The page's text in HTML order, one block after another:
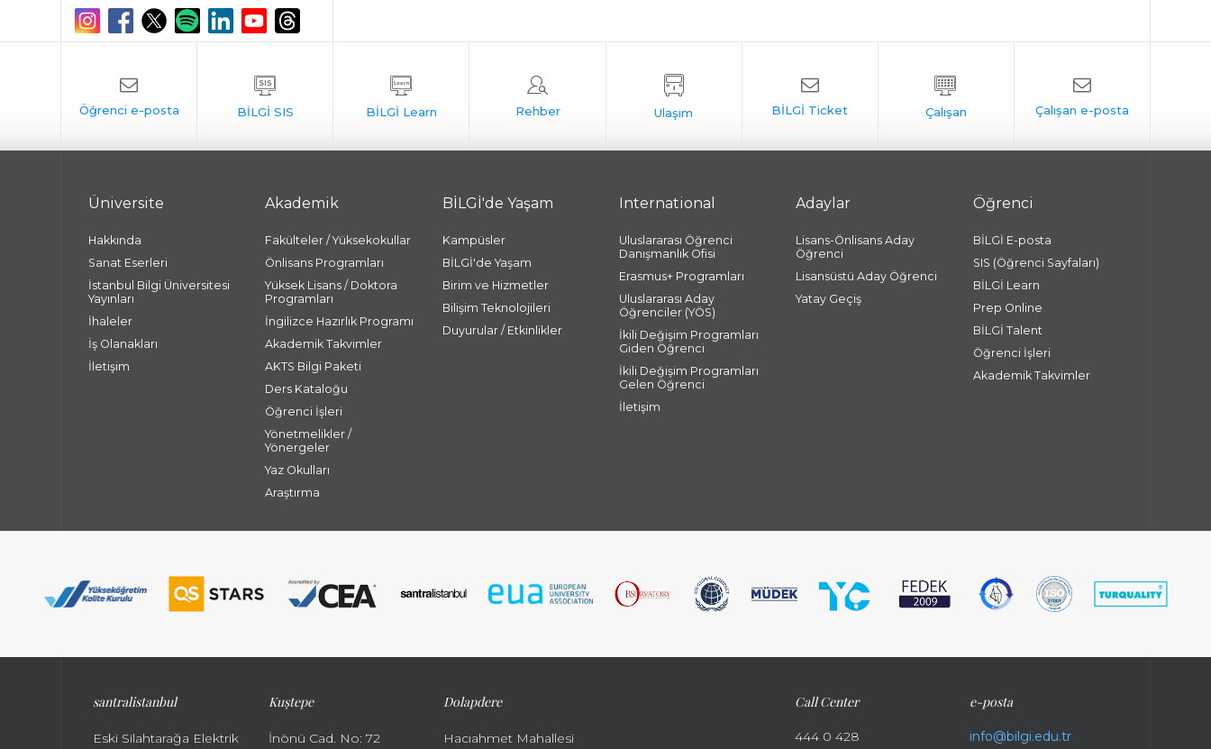
Üniversite
Hakkında
Sanat Eserleri
İstanbul Bilgi Üniversitesi
Yayınları
İhaleler
İş Olanakları
İletişim
Akademik
Fakülteler / Yüksekokullar
Önlisans Programları
Yüksek Lisans / Doktora
Programları
İngilizce Hazırlık Programı
Akademik Takvimler
AKTS Bilgi Paketi
Ders Kataloğu
Öğrenci İşleri
Yönetmelikler /
Yönergeler
Yaz Okulları
Araştırma
BİLGİ'de Yaşam
Kampüsler
BİLGİ'de Yaşam
Birim ve Hizmetler
Bilişim Teknolojileri
Duyurular / Etkinlikler
International
Uluslararası Öğrenci
Danışmanlık Ofisi
Erasmus+ Programları
Uluslararası Aday
Öğrenciler (YÖS)
İkili Değişim Programları
Giden Öğrenci
İkili Değişim Programları
Gelen Öğrenci
İletişim
Adaylar
Lisans-Önlisans Aday
Öğrenci
Lisansüstü Aday Öğrenci
Yatay Geçiş
Öğrenci
BİLGİ E-posta
SIS (Öğrenci Sayfaları)
BİLGİ Learn
Prep Online
BİLGİ Talent
Öğrenci İşleri
Akademik Takvimler
santralistanbul
Eski Silahtarağa Elektrik
Kuştepe
İnönü Cad. No: 72
Dolapdere
Hacıahmet Mahallesi
Call Center
444 0 428
e-posta
info@bilgi.edu.tr